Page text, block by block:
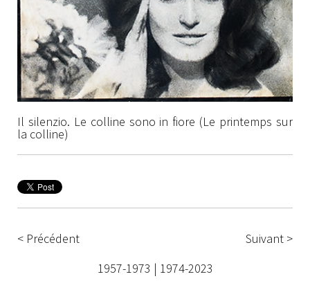
Il silenzio. Le colline sono in fiore (Le printemps sur
la colline)
< Précédent
Suivant >
1957-1973 | 1974-2023